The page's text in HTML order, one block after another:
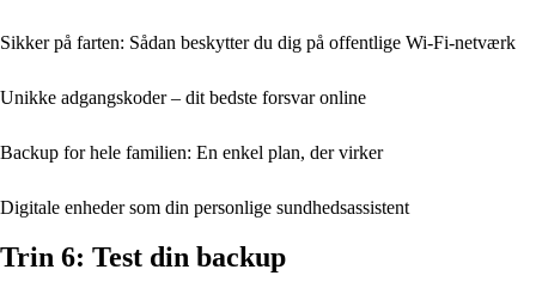
Sikker på farten: Sådan beskytter du dig på offentlige Wi-Fi-netværk
Unikke adgangskoder – dit bedste forsvar online
Backup for hele familien: En enkel plan, der virker
Digitale enheder som din personlige sundhedsassistent
Trin 6: Test din backup